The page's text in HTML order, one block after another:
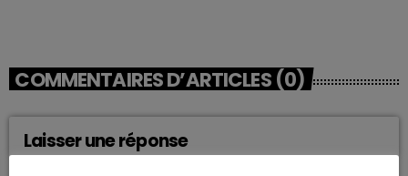
COMMENTAIRES D’ARTICLES (0)
Laisser une réponse